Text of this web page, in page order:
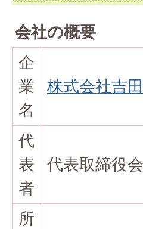
会社の概要
企
業
名
株式会社吉
代
表
者
代表取締役
所